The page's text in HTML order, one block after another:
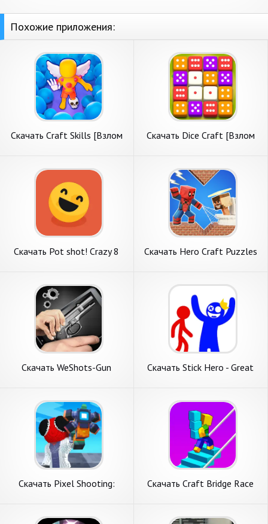
Похожие приложения:
Скачать Craft Skills [Взлом
Скачать Dice Craft [Взлом
Скачать Pot shot! Crazy 8
Андроид
Скачать Hero Craft Puzzles
Скачать WeShots-Gun
Андроид
Скачать Stick Hero - Great
Андроид
Скачать Pixel Shooting:
Андроид
Скачать Craft Bridge Race